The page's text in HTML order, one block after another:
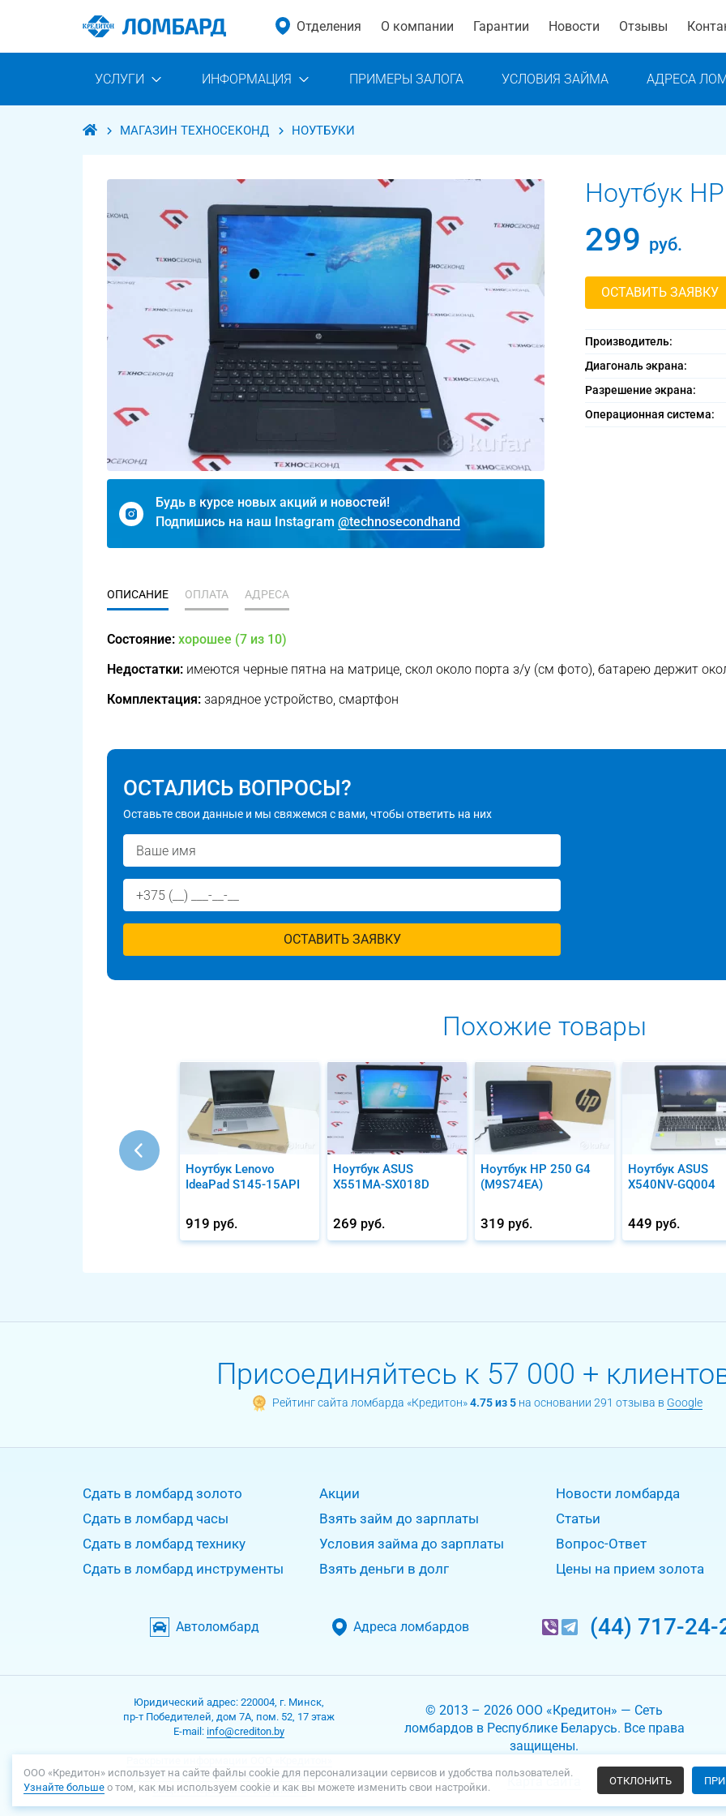
Отделения О компании Гарантии Новости Отзывы
УСЛУГИ ИНФОРМАЦИЯ ПРИМЕРЫ ЗАЛОГА УСЛОВИЯ ЗАЙМА АДРЕСА
МАГАЗИН ТЕХНОСЕКОНД НОУТБУКИ
Будь в курсе новых акций и новостей!
Подпишись на наш Instagram @technosecondhand
Ноутбук
299 руб.
ОСТАВИТЬ ЗАЯВКУ
Производитель:
Диагональ экрана:
Разрешение экрана:
Операционная система:
ОПИСАНИЕ ОПЛАТА АДРЕСА
Состояние: хорошее (7 из 10)
Недостатки: имеются черные пятна на матрице, скол около порта з/у (см фото), батарею держит
Комплектация: зарядное устройство, смартфон
ОСТАЛИСЬ ВОПРОСЫ?
Оставьте свои данные и мы свяжемся с вами, чтобы ответить на них
ОСТАВИТЬ ЗАЯВКУ
Похожие товары
Ноутбук Lenovo
IdeaPad S145-15API
919 руб.
Ноутбук ASUS
X551MA-SX018D
269 руб.
Ноутбук HP 250 G4
(M9S74EA)
319 руб.
Ноутбук ASUS
X540NV-GQ004
449 руб.
Присоединяйтесь к 57 000 +
Рейтинг сайта ломбарда «Кредитон»4.75 из 5 на основании 291 отзыва в Google
Сдать в ломбард золото
Сдать в ломбард часы
Сдать в ломбард технику
Сдать в ломбард инструменты
Акции
Взять займ до зарплаты
Условия займа до зарплаты
Взять деньги в долг
Новости ломбарда
Статьи
Вопрос-Ответ
Цены на прием золота
(44) 717-24-
Автоломбард Адреса ломбардов
Юридический адрес:220004, г. Минск,
пр-т Победителей, дом 7А, пом. 52, 17 этаж
Е-mаil: info@crediton.by
Правила предоставления микрозаймов
Защита персональных данных
© 2013 – 2026 ООО «Кредитон» — Сеть
ломбардов в Республике Беларусь. Все права
защищены.
Карта сайта
ООО «Кредитон» использует на сайте файлы cookie для персонализации сервисов и удобства пользователей.
Узнайте больше о том, как мы используем cookie и как вы можете изменить свои настройки.
ОТКЛОНИТЬ